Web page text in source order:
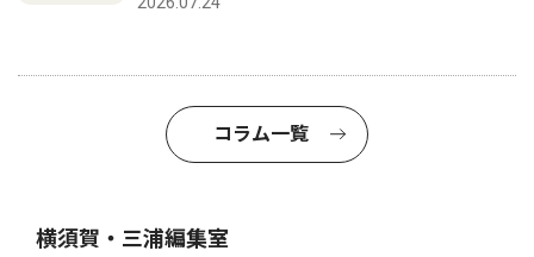
コラム一覧
横須賀・三浦編集室